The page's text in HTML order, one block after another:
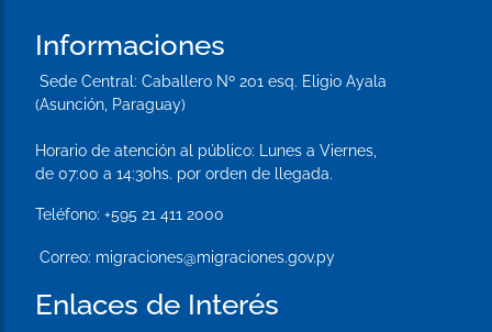
Informaciones
Sede Central: Caballero Nº 201 esq. Eligio Ayala
(Asunción, Paraguay)
Horario de atención al público: Lunes a Viernes,
de 07:00 a 14:30hs. por orden de llegada.
Teléfono: +595 21 411 2000
Correo: migraciones@migraciones.gov.py
Enlaces de Interés